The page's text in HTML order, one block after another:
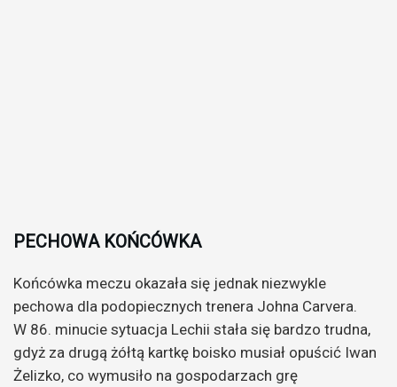
PECHOWA KOŃCÓWKA
Końcówka meczu okazała się jednak niezwykle
pechowa dla podopiecznych trenera Johna Carvera.
W 86. minucie sytuacja Lechii stała się bardzo trudna,
gdyż za drugą żółtą kartkę boisko musiał opuścić Iwan
Żelizko, co wymusiło na gospodarzach grę